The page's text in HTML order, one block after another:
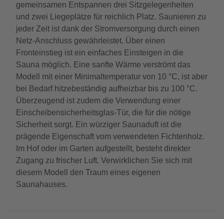
gemeinsamen Entspannen drei Sitzgelegenheiten
und zwei Liegeplätze für reichlich Platz. Saunieren zu
jeder Zeit ist dank der Stromversorgung durch einen
Netz-Anschluss gewährleistet. Über einen
Fronteinstieg ist ein einfaches Einsteigen in die
Sauna möglich. Eine sanfte Wärme verströmt das
Modell mit einer Minimaltemperatur von 10 °C, ist aber
bei Bedarf hitzebeständig aufheizbar bis zu 100 °C.
Überzeugend ist zudem die Verwendung einer
Einscheibensicherheitsglas-Tür, die für die nötige
Sicherheit sorgt. Ein würziger Saunaduft ist die
prägende Eigenschaft vom verwendeten Fichtenholz.
Im Hof oder im Garten aufgestellt, besteht direkter
Zugang zu frischer Luft. Verwirklichen Sie sich mit
diesem Modell den Traum eines eigenen
Saunahauses.